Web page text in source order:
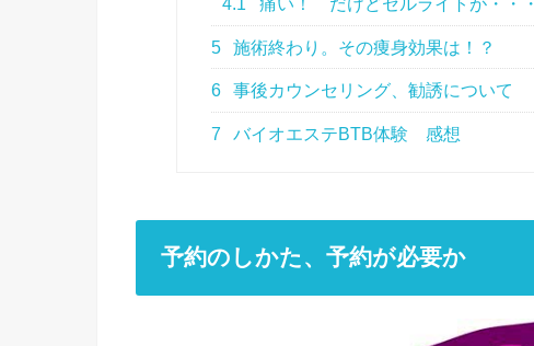
4.1 痛い！ だけどセルライトが・・・
5 施術終わり。その痩身効果は！？
6 事後カウンセリング、勧誘について
7 バイオエステBTB体験 感想
予約のしかた、予約が必要か